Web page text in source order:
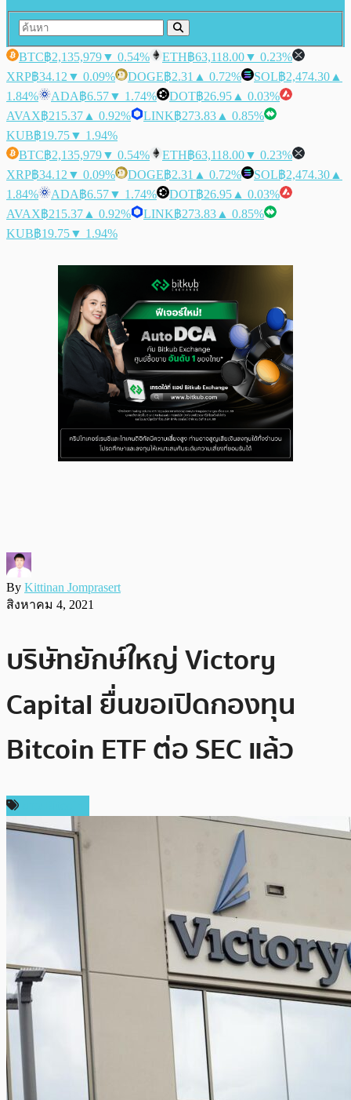
BTC฿2,135,979▼ 0.54% ETH฿63,118.00▼ 0.23%
XRP฿34.12 ▼ 0.09% DOGE฿2.31 ▲ 0.72% SOL฿2,474.30 ▲
1.84%
ADA฿6.57▼ 1.74% DOT฿26.95 ▲ 0.03%
AVAX฿215.37 ▲ 0.92% LINK฿273.83 ▲ 0.85%
KUB฿19.75▼ 1.94%
BTC฿2,135,979▼ 0.54% ETH฿63,118.00▼ 0.23%
XRP฿34.12 ▼ 0.09% DOGE฿2.31 ▲ 0.72% SOL฿2,474.30 ▲
1.84%
ADA฿6.57▼ 1.74% DOT฿26.95 ▲ 0.03%
AVAX฿215.37 ▲ 0.92% LINK฿273.83 ▲ 0.85%
KUB฿19.75▼ 1.94%
By Kittinan Jomprasert
สิงหาคม 4, 2021
บริษัทยักษ์ใหญ่ Victory
Capital ยื่นขอเปิดกองทุน
Bitcoin ETF ต่อ SEC แล้ว